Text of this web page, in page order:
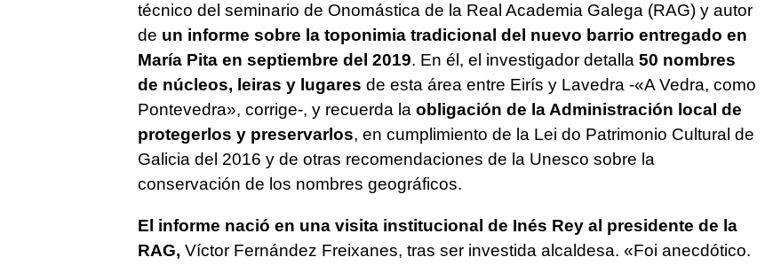
técnico del seminario de Onomástica de la Real Academia Galega (RAG) y autor
de un informe sobre la toponimia tradicional del nuevo barrio entregado en
María Pita en septiembre del 2019. En él, el investigador detalla 50 nombres
de núcleos, leiras y lugares de esta área entre Eirís y Lavedra -«A Vedra, como
Pontevedra», corrige-, y recuerda la obligación de la Administración local de
protegerlos y preservarlos, en cumplimiento de la Lei do Patrimonio Cultural de
Galicia del 2016 y de otras recomendaciones de la Unesco sobre la
conservación de los nombres geográficos.
El informe nació en una visita institucional de Inés Rey al presidente de la
RAG, Víctor Fernández Freixanes, tras ser investida alcaldesa. «Foi anecdótico.